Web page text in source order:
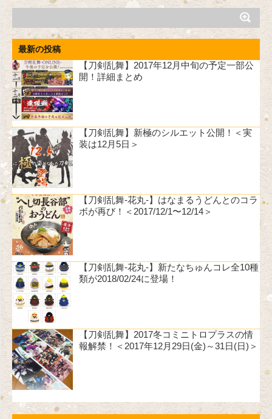
最新の投稿
【刀剣乱舞】2017年12月中旬の予定一部公
開！詳細まとめ
【刀剣乱舞】新極のシルエット公開！＜実
装は12月5日＞
【刀剣乱舞-花丸-】はなまるうどんとのコラ
ボが再び！＜2017/12/1〜12/14＞
【刀剣乱舞-花丸-】新たなちゅんコレ全10種
類が2018/02/24に登場！
【刀剣乱舞】2017冬コミニトロプラスの情
報解禁！＜2017年12月29日(金)～31日(日)＞